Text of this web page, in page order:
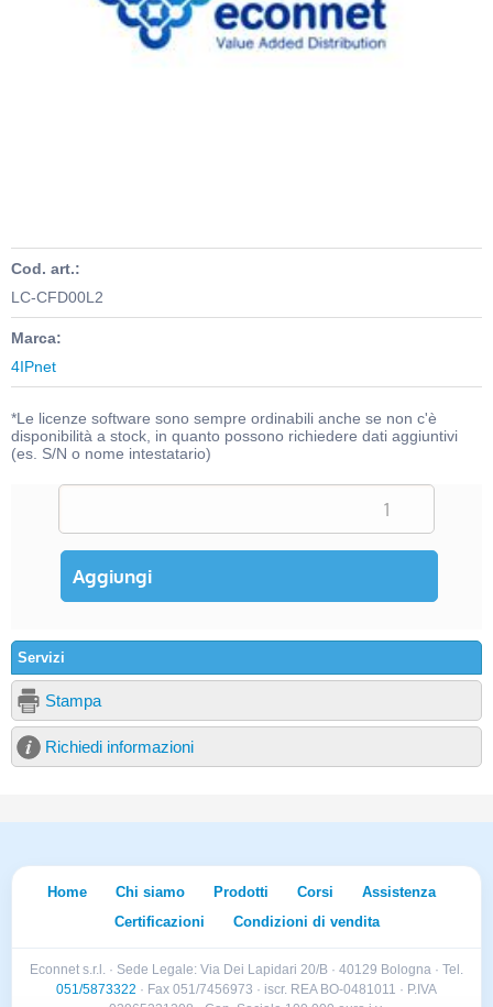
PROMO ATTIVE
Cod. art.:
LC-CFD00L2
Marca:
4IPnet
*Le licenze software sono sempre ordinabili anche se non c'è
disponibilità a stock, in quanto possono richiedere dati aggiuntivi
(es. S/N o nome intestatario)
Servizi
Stampa
Richiedi informazioni
Home Chi siamo Prodotti Corsi
Assistenza
Certificazioni
Condizioni di vendita
Econnet s.r.l. · Sede Legale: Via Dei Lapidari 20/B · 40129 Bologna · Tel.
051/5873322 · Fax 051/7456973 · iscr. REA BO-0481011 · P.IVA